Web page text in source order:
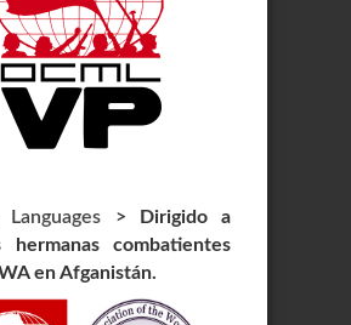
>
Dirigido a
hermanas combatientes
en Afganistán.